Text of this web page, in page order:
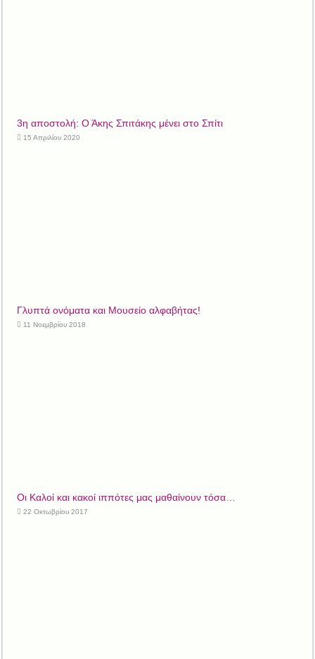
3η αποστολή: Ο Άκης Σπιτάκης μένει στο Σπίτι
15 Απριλίου 2020
Γλυπτά ονόματα και Μουσείο αλφαβήτας!
11 Νοεμβρίου 2018
Οι Καλοί και κακοί ιππότες μας μαθαίνουν τόσα…
22 Οκτωβρίου 2017